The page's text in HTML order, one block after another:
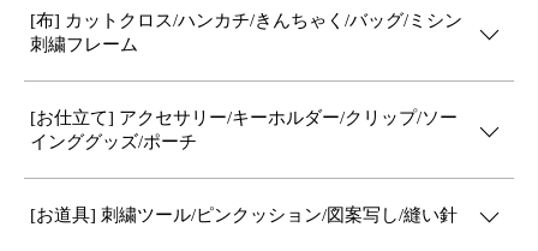
[布] カットクロス/ハンカチ/きんちゃく/バッグ/ミシン
刺繍フレーム
[お仕立て] アクセサリー/キーホルダー/クリップ/ソー
インググッズ/ポーチ
[お道具] 刺繍ツール/ピンクッション/図案写し/縫い針